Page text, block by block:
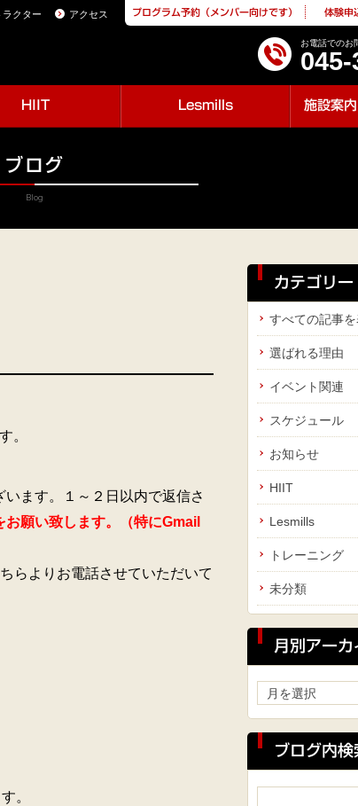
プログラム予約（メンバー向けです） 体験申
ラクター アクセス
お電話でのお
HIIT Lesmills 施設案内
ブログ
Blog
。
ます。１～２日以内で返信さ
願い致します。（特にGmail
らよりお電話させていただいて
。
カテゴリー
すべての記事
選ばれる理由
イベント関連
スケジュール
お知らせ
HIIT
Lesmills
トレーニング
未分類
月別アーカ
ブログ内検